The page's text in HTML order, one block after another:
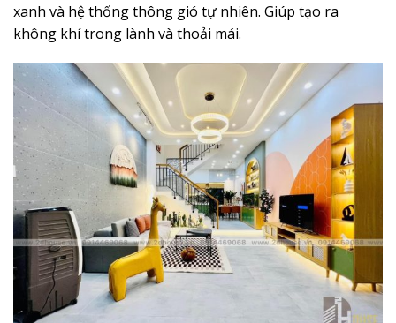
xanh và hệ thống thông gió tự nhiên. Giúp tạo ra
không khí trong lành và thoải mái.